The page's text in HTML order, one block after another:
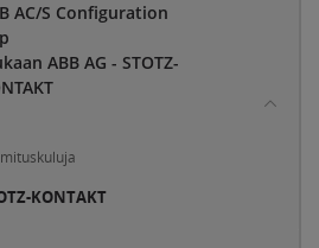
AC/S Configuration
ABB AG - STOTZ-
KONTAKT